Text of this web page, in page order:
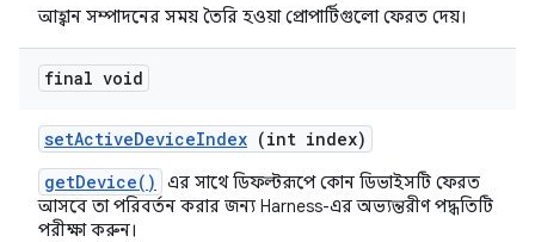
আহ্বান সম্পাদনের সময় তৈরি হওয়া প্রোপার্টিগুলো ফেরত দেয়।
final void
setActiveDeviceIndex (int index)
getDevice()
এর সাথে ডিফল্টরূপে কোন ডিভাইসটি ফেরত
আসবে তা পরিবর্তন করার জন্য Harness-এর অভ্যন্তরীণ পদ্ধতিটি
পরীক্ষা করুন।